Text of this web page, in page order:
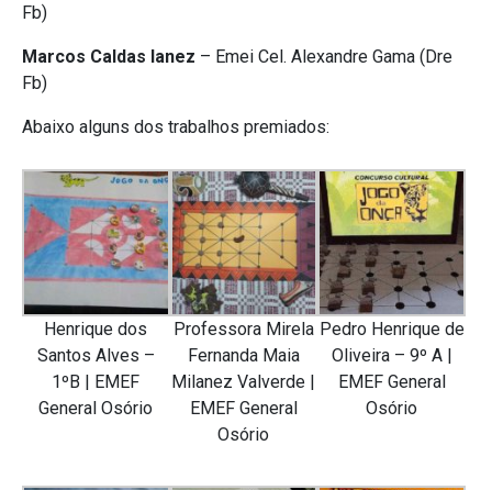
Fb)
Marcos Caldas Ianez – Emei Cel. Alexandre Gama (Dre
Fb)
Abaixo alguns dos trabalhos premiados:
Henrique dos
Santos Alves –
1ºB | EMEF
General Osório
Professora Mirela
Fernanda Maia
Milanez Valverde |
EMEF General
Osório
Pedro Henrique de
Oliveira – 9º A |
EMEF General
Osório